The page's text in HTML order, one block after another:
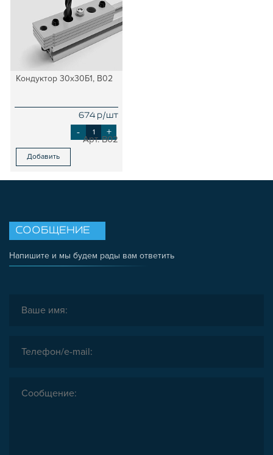
Кондуктор 30х30Б1, B02
674 р/шт
- +
B02
Добавить
СООБЩЕНИЕ
Напишите и мы будем рады вам ответить